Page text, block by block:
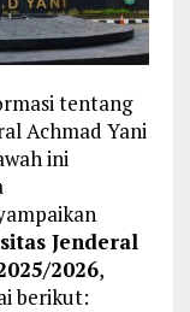
tentang
Achmad Yani
ini
Jenderal
2026,
berikut: